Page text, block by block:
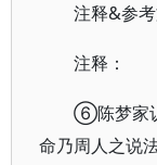
注释&参考
注释：
⑥陈梦家
命乃周人之说